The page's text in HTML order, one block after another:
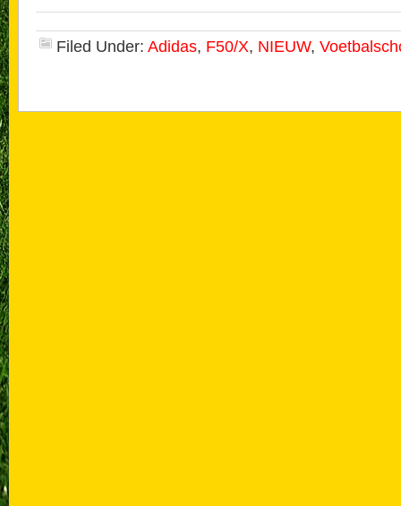
Filed Under: Adidas, F50/X, NIEUW,